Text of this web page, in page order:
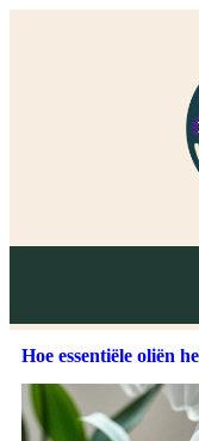
Hoe essentiële oliën